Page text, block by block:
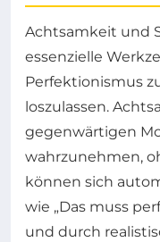
Achtsamkeit und
essenzielle
Perfektionismus
loszulassen.
gegenwärtigen
wahrzunehmen,
können sich
wie „Das muss
und durch